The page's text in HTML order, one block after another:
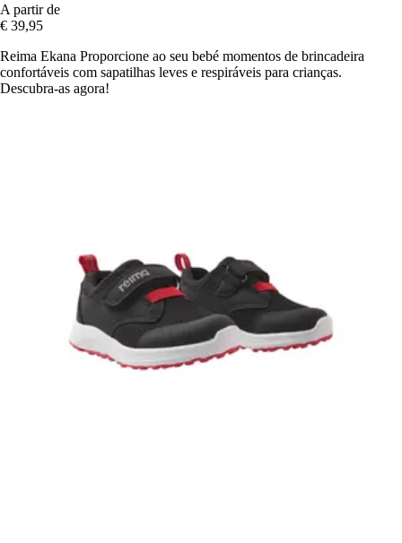
A partir de
€ 39,95
Reima Ekana Proporcione ao seu bebé momentos de brincadeira
confortáveis com sapatilhas leves e respiráveis para crianças.
Descubra-as agora!